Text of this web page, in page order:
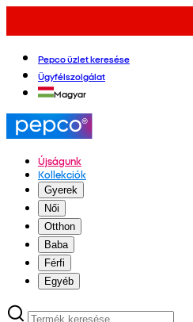
Pepco üzlet keresése
Ügyfélszolgálat
Magyar
Újságunk
Kollekciók
Gyerek
Női
Otthon
Baba
Férfi
Egyéb